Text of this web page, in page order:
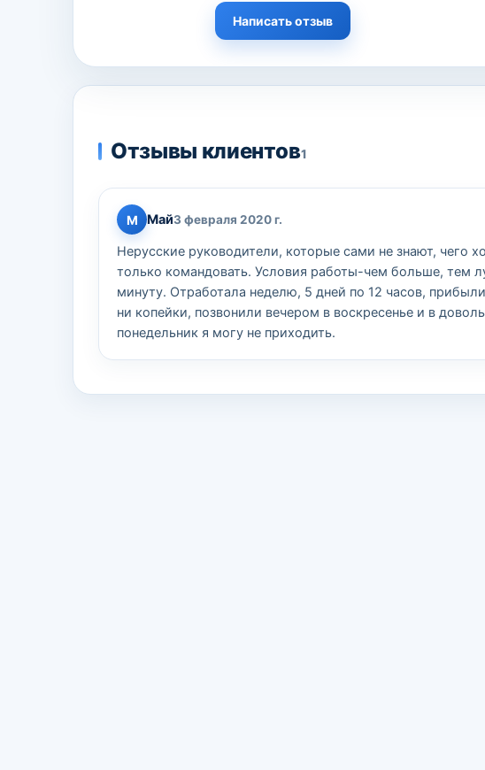
Написать отзыв
Отзывы клиентов1
М Май3 февраля 2020 г.
Нерусские руководители, которые сами не знают, чего
только командовать. Условия работы-чем больше, тем
минуту. Отработала неделю, 5 дней по 12 часов,
ни копейки, позвонили вечером в воскресенье и в
понедельник я могу не приходить.